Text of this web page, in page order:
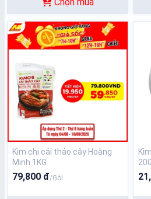
Kim chi cải thảo cây Hoàng
Minh 1KG
79,800 đ/Gói